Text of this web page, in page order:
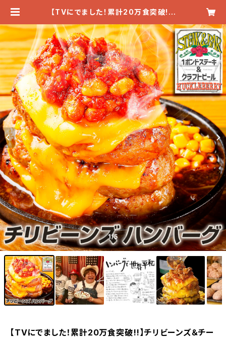
【TVにでました！累計20万食突破!!】
(200g×5個入) | ★ Steak & Bar
★ HUCKLE BERRY「ハックルベリ
ー」
1/5
【TVにでました！累計20万食突破!!】チリビーンズ＆チー